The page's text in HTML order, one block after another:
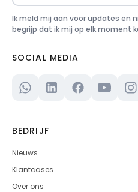
Ik meld mij aan voor updates en
begrijp dat ik mij op elk moment
SOCIAL MEDIA
BEDRIJF
Nieuws
Klantcases
Over ons